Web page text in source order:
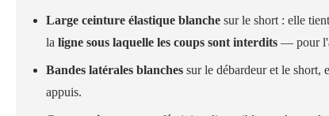
Large ceinture élastique blanche sur le short : elle
laligne sous laquelle les coups sont interdits — pour
Bandes latérales blanches sur le débardeur et le short,
appuis.